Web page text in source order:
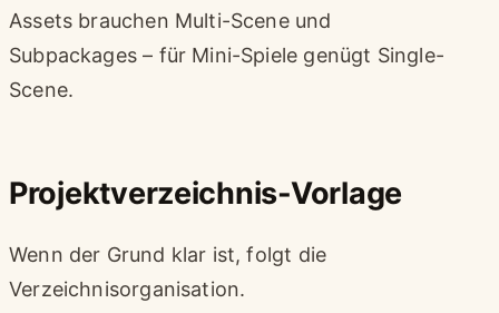
Assets brauchen Multi-Scene und
Subpackages – für Mini-Spiele genügt Single-
Scene.
Projektverzeichnis-Vorlage
Wenn der Grund klar ist, folgt die
Verzeichnisorganisation.